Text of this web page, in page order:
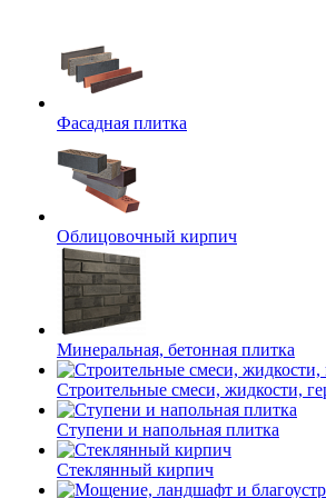
Фасадная плитка
Облицовочный кирпич
Минеральная, бетонная плитка
Строительные смеси, жидкости,
Ступени и напольная плитка
Cтеклянный кирпич